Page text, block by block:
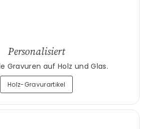
Personalisiert
Gravuren auf Holz und Glas.
Holz-Gravurartikel